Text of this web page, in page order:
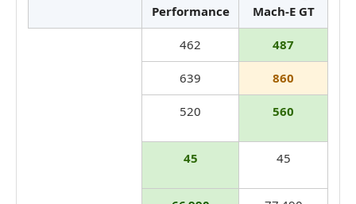
Performance
Mach-E GT
462 487
639 860
520 560
45 45